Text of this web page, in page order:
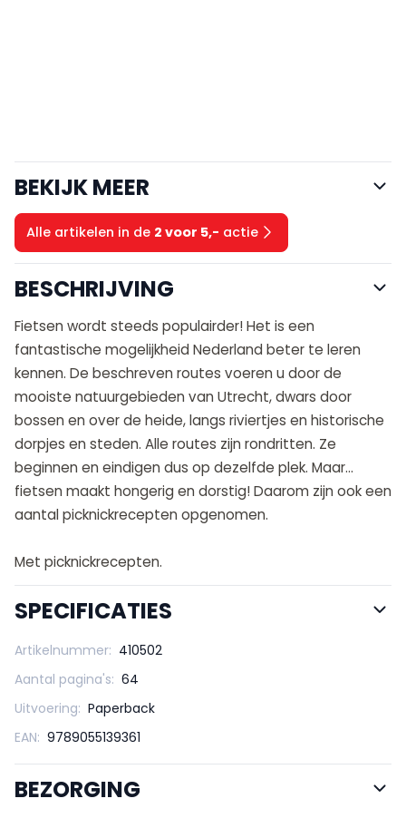
BEKIJK MEER
Alle artikelen in de 2 voor 5,- actie
BESCHRIJVING
Fietsen wordt steeds populairder! Het is een
fantastische mogelijkheid Nederland beter te leren
kennen. De beschreven routes voeren u door de
mooiste natuurgebieden van Utrecht, dwars door
bossen en over de heide, langs riviertjes en historische
dorpjes en steden. Alle routes zijn rondritten. Ze
beginnen en eindigen dus op dezelfde plek. Maar…
fietsen maakt hongerig en dorstig! Daarom zijn ook een
aantal picknickrecepten opgenomen.
Met picknickrecepten.
SPECIFICATIES
Artikelnummer: 410502
Aantal pagina's: 64
Uitvoering: Paperback
EAN: 9789055139361
BEZORGING